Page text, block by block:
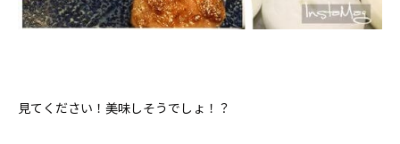
見てください！美味しそうでしょ！？